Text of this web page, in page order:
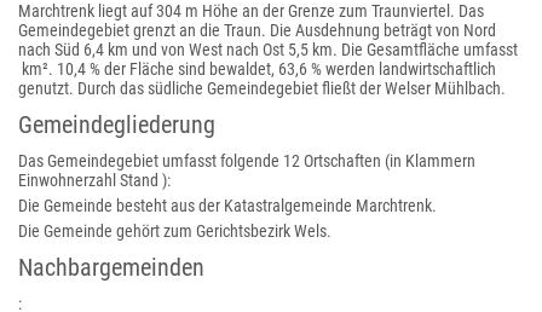
Marchtrenk liegt auf 304 m Höhe an der Grenze zum Traunviertel. Das
Gemeindegebiet grenzt an die Traun. Die Ausdehnung beträgt von Nord
nach Süd 6,4 km und von West nach Ost 5,5 km. Die Gesamtfläche umfasst
km². 10,4 % der Fläche sind bewaldet, 63,6 % werden landwirtschaftlich
genutzt. Durch das südliche Gemeindegebiet fließt der Welser Mühlbach.
Gemeindegliederung
Das Gemeindegebiet umfasst folgende 12 Ortschaften (in Klammern
Einwohnerzahl Stand ):
Die Gemeinde besteht aus der Katastralgemeinde Marchtrenk.
Die Gemeinde gehört zum Gerichtsbezirk Wels.
Nachbargemeinden
: